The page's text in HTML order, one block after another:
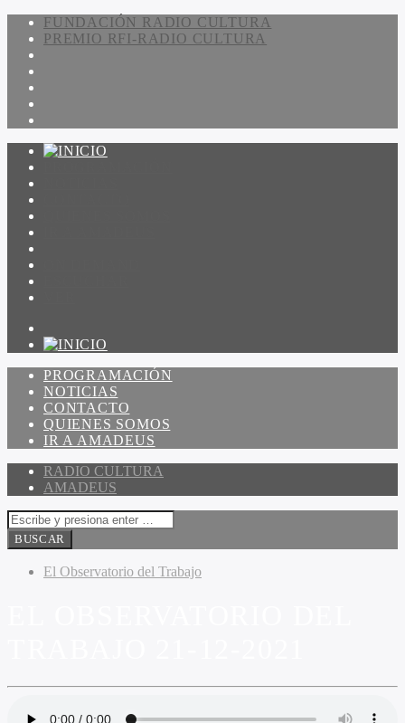
FUNDACIÓN RADIO CULTURA
PREMIO RFI-RADIO CULTURA
PROGRAMACIÓN
NOTICIAS
CONTACTO
QUIENES SOMOS
IR A AMADEUS
RADIO CULTURA
AMADEUS
El Observatorio del Trabajo